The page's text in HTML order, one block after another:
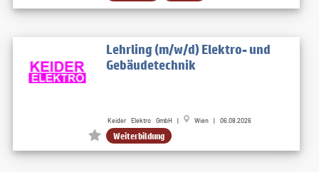
Lehrling (m/w/d) Elektro- und
Gebäudetechnik
Keider Elektro GmbH | Wien | 06.08.2026
Weiterbildung